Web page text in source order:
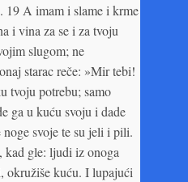
A imam i slame i krme
i vina za se i za tvoju
slugom; ne
starac reče: »Mir tebi!
tvoju potrebu; samo
ga u kuću svoju i dade
svoje te su jeli i pili.
kad gle: ljudi iz onoga
okružiše kuću. I lupajući